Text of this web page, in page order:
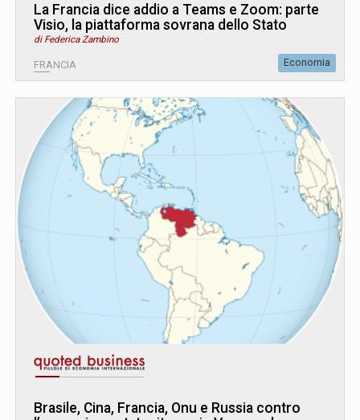
La Francia dice addio a Teams e Zoom: parte
Visio, la piattaforma sovrana dello Stato
di Federica Zambino
FRANCIA Economia
Brasile, Cina, Francia, Onu e Russia contro